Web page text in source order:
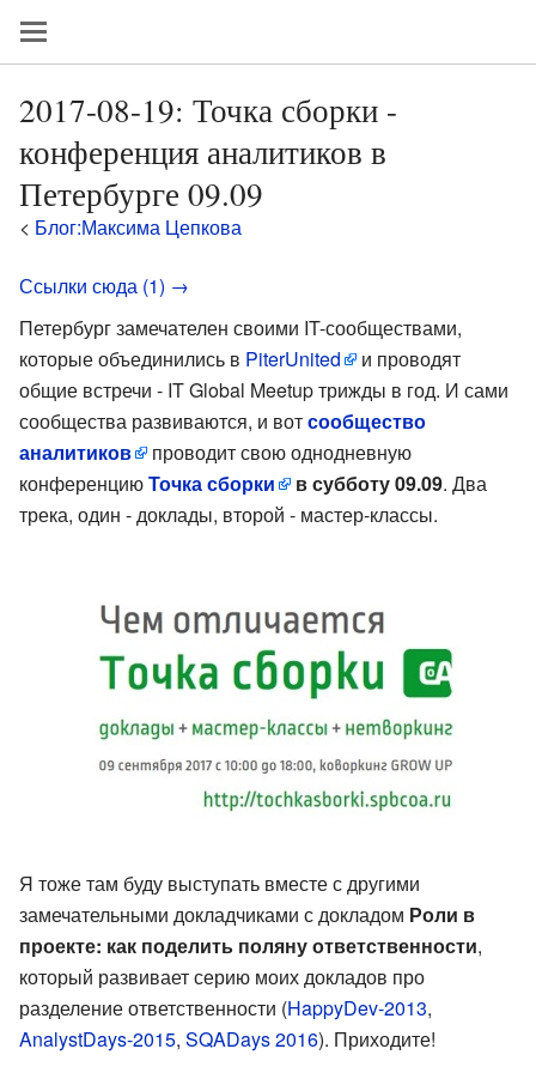
2017-08-19: Точка сборки -
конференция аналитиков в
Петербурге 09.09
< Блог:Максима Цепкова
Ссылки сюда (1) →
Петербург замечателен своими IT-сообществами,
которые объединились в PiterUnited
и проводят
общие встречи - IT Global Meetup трижды в год. И сами
сообщества развиваются, и вотсообщество
аналитиков
проводит свою однодневную
конференциюТочка сборки в субботу 09.09. Два
трека, один - доклады, второй - мастер-классы.
Я тоже там буду выступать вместе с другими
замечательными докладчиками с докладом Роли в
проекте: как поделить поляну ответственности,
который развивает серию моих докладов про
разделение ответственности (HappyDev-2013,
AnalystDays-2015, SQADays 2016). Приходите!